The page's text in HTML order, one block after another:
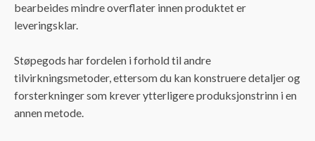
bearbeides mindre overflater innen produktet er
leveringsklar.
Støpegods har fordelen i forhold til andre
tilvirkningsmetoder, ettersom du kan konstruere detaljer og
forsterkninger som krever ytterligere produksjonstrinn i en
annen metode.